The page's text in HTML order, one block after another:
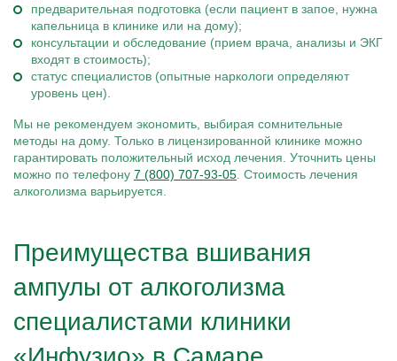
предварительная подготовка (если пациент в запое, нужна
капельница в клинике или на дому);
консультации и обследование (прием врача, анализы и ЭКГ
входят в стоимость);
статус специалистов (опытные наркологи определяют
уровень цен).
Мы не рекомендуем экономить, выбирая сомнительные
методы на дому. Только в лицензированной клинике можно
гарантировать положительный исход лечения. Уточнить цены
можно по телефону 7 (800) 707-93-05 . Стоимость лечения
алкоголизма варьируется.
Преимущества вшивания
ампулы от алкоголизма
специалистами клиники